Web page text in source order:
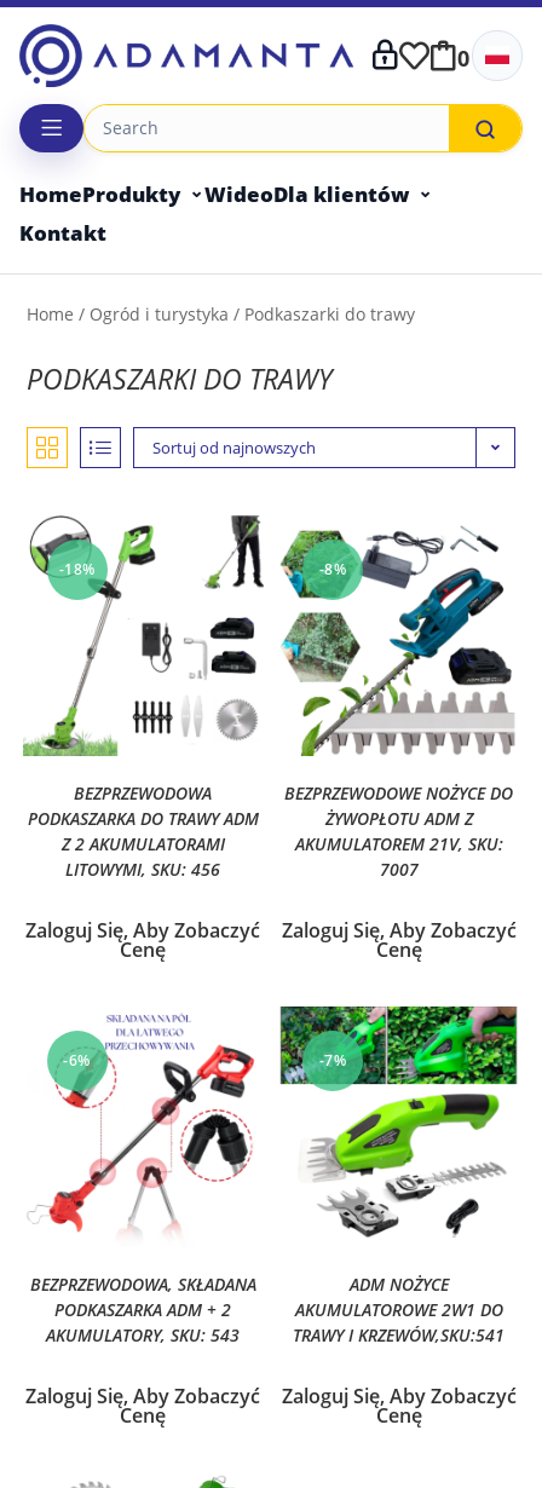
Skip
content
0
HomeProdukty WideoDla klientów
Kontakt
Home / Ogród i turystyka / Podkaszarki do trawy
PODKASZARKI DO TRAWY
Sortuj od najnowszych
-18%
BEZPRZEWODOWA
PODKASZARKA DO TRAWY ADM
Z 2 AKUMULATORAMI
LITOWYMI, SKU: 456
Zaloguj Się, Aby Zobaczyć
Cenę
-8%
BEZPRZEWODOWE NOŻYCE DO
ŻYWOPŁOTU ADM Z
AKUMULATOREM 21V, SKU:
7007
Zaloguj Się, Aby Zobaczyć
Cenę
-6%
BEZPRZEWODOWA, SKŁADANA
PODKASZARKA ADM + 2
AKUMULATORY, SKU: 543
Zaloguj Się, Aby Zobaczyć
Cenę
-7%
ADM NOŻYCE
AKUMULATOROWE 2W1 DO
TRAWY I KRZEWÓW,SKU:541
Zaloguj Się, Aby Zobaczyć
Cenę